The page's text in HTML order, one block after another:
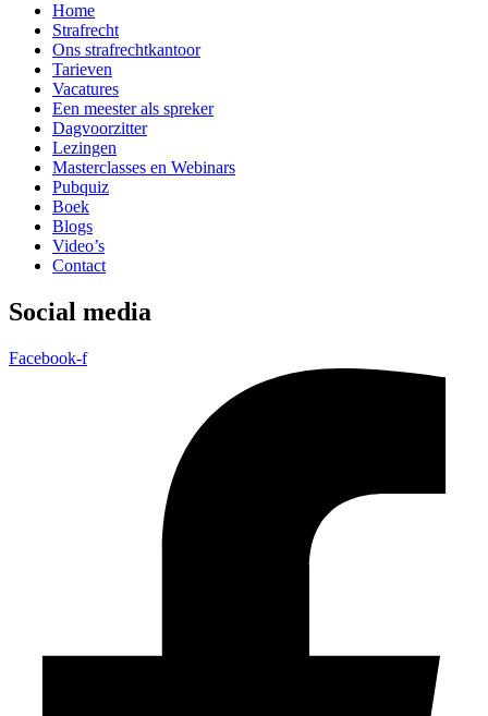
Home
Strafrecht
Ons strafrecht­kantoor
Tarieven
Vacatures
Een meester als spreker
Dagvoorzitter
Lezingen
Masterclasses en Webinars
Pubquiz
Boek
Blogs
Video’s
Contact
Social media
Facebook-f